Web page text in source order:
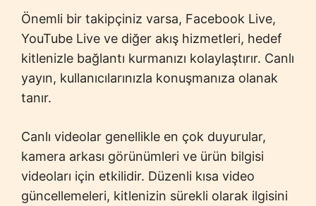
Önemli bir takipçiniz varsa, Facebook Live,
YouTube Live ve diğer akış hizmetleri, hedef
kitlenizle bağlantı kurmanızı kolaylaştırır. Canlı
yayın, kullanıcılarınızla konuşmanıza olanak
tanır.
Canlı videolar genellikle en çok duyurular,
kamera arkası görünümleri ve ürün bilgisi
videoları için etkilidir. Düzenli kısa video
güncellemeleri, kitlenizin sürekli olarak ilgisini